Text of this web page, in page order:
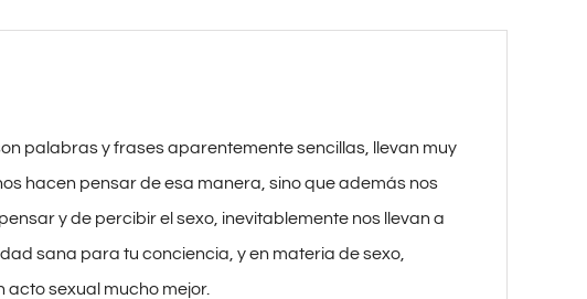
palabras y frases aparentemente sencillas, llevan muy
hacen pensar de esa manera, sino que además nos
y de percibir el sexo, inevitablemente nos llevan a
sana para tu conciencia, y en materia de sexo,
sexual mucho mejor.